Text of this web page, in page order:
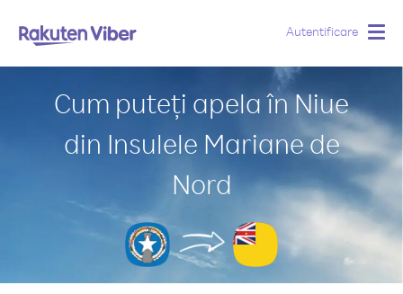
Autentificare
Cum puteți apela în Niue
din Insulele Mariane de
Nord